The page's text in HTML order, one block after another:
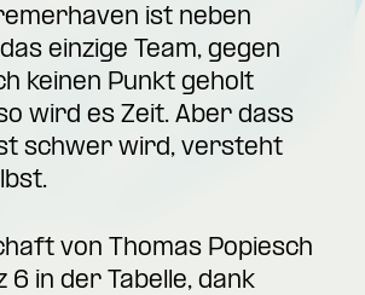
ist neben
einzige Team, gegen
keinen Punkt geholt
wird es Zeit. Aber dass
schwer wird, versteht
von Thomas Popiesch
6 in der Tabelle, dank